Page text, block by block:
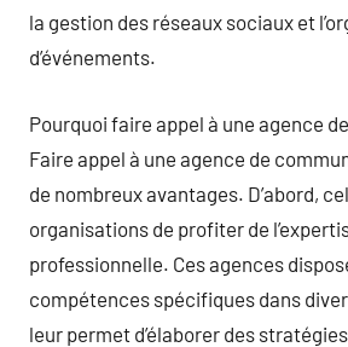
la gestion des réseaux sociaux et
d’événements.
Pourquoi faire appel à une agence
Faire appel à une agence de
de nombreux avantages. D’abord,
organisations de profiter de
professionnelle. Ces agences
compétences spécifiques dans
leur permet d’élaborer des